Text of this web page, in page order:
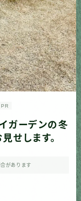
PR
ガーデンの冬
せします。
があります